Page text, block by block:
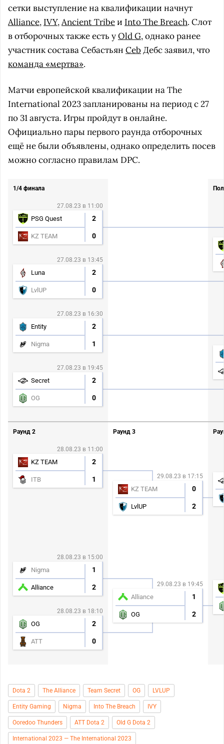
сетки выступление на квалификации начнут
Alliance, IVY,Ancient Tribeи Into The Breach. Слот
в отборочных также есть уOld G, однако ранее
участник состава Себастьян CebДебс заявил, что
команда «мертва».
Матчи европейской квалификации на The
International 2023 запланированы на период с 27
по 31 августа. Игры пройдут в онлайне.
Официально пары первого раунда отборочных
ещё не были объявлены, однако определить посев
можно согласно правилам DPC.
1/4 финала
27.08.23 в 11:00
PSG Quest 2
KZ TEAM 0
27.08.23 в 13:45
Luna 2
LvlUP 0
27.08.23 в 16:30
Entity 2
Nigma 1
27.08.23 в 19:45
Secret 2
OG 0
Раунд 2
28.08.23 в 11:00
KZ TEAM 2
ITB 1
28.08.23 в 15:00
Nigma 1
Alliance 2
28.08.23 в 18:10
OG 2
ATT 0
Раунд 3
29.08.23 в 17:15
KZ TEAM 0
LvlUP 2
29.08.23 в 19:45
Alliance 1
OG 2
Dota 2 The Alliance Team Secret OG LVLUP
Entity Gaming Nigma Into The Breach IVY
Ooredoo Thunders ATT Dota 2 Old G Dota 2
International 2023 — The International 2023